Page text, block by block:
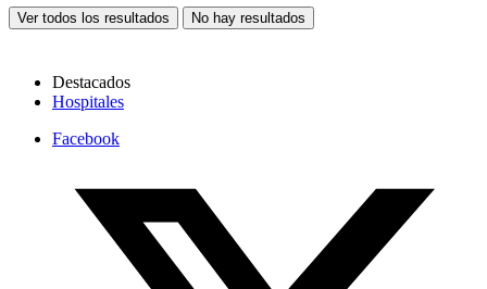
Ver todos los resultados No hay resultados
Destacados
Hospitales
Facebook